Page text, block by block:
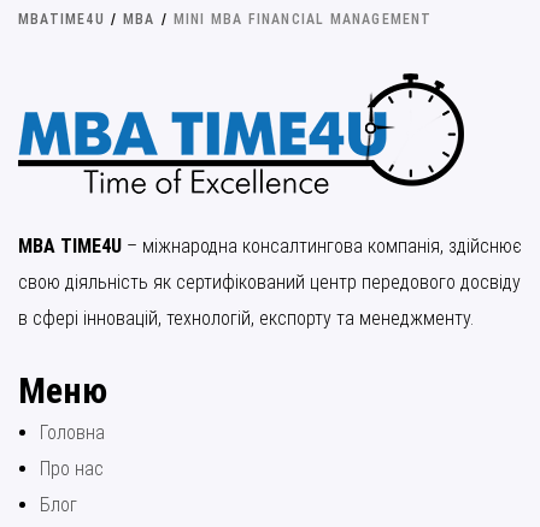
MBATIME4U / MBA / MINI MBA FINANCIAL MANAGEMENT
MBA TIME4U – міжнародна консалтингова компанія, здійснює
свою діяльність як сертифікований центр передового досвіду
в сфері інновацій, технологій, експорту та менеджменту.
Меню
Головна
Про нас
Блог